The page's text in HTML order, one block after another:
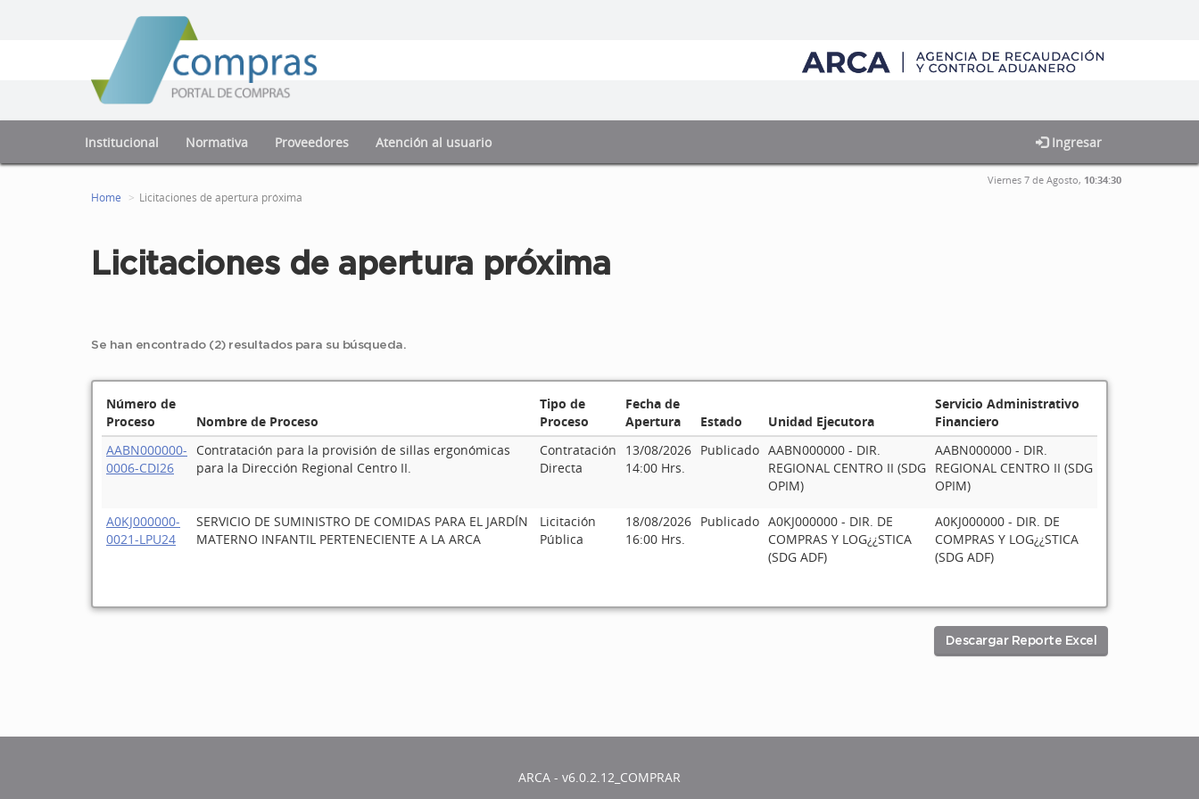
Institucional Normativa Proveedores Atención al usuario Ingresar
Viernes 7 de Agosto, 10:34:30
Home Licitaciones de apertura próxima
Licitaciones de apertura próxima
Se han encontrado (2) resultados para su búsqueda.
Número de
Proceso
Nombre de Proceso
Tipo de
Proceso
Fecha de
Apertura
Estado Unidad Ejecutora
Servicio Administrativo
Financiero
AABN000000-
0006-CDI26
Contratación para la provisión de sillas ergonómicas
para la Dirección Regional Centro II.
Contratación
Directa
13/08/2026
14:00 Hrs.
Publicado AABN000000 - DIR.
REGIONAL CENTRO II (SDG
OPIM)
AABN000000 - DIR.
REGIONAL CENTRO II (SDG
OPIM)
A0KJ000000-
0021-LPU24
SERVICIO DE SUMINISTRO DE COMIDAS PARA EL JARDÍN
MATERNO INFANTIL PERTENECIENTE A LA ARCA
Licitación
Pública
18/08/2026
16:00 Hrs.
Publicado A0KJ000000 - DIR. DE
COMPRAS Y LOG¿¿STICA
(SDG ADF)
A0KJ000000 - DIR. DE
COMPRAS Y LOG¿¿STICA
(SDG ADF)
Descargar Reporte Excel
ARCA - v6.0.2.12_COMPRAR